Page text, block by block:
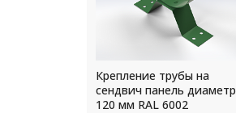
Крепление трубы на
сендвич панель диаметр
120 мм RAL 6002